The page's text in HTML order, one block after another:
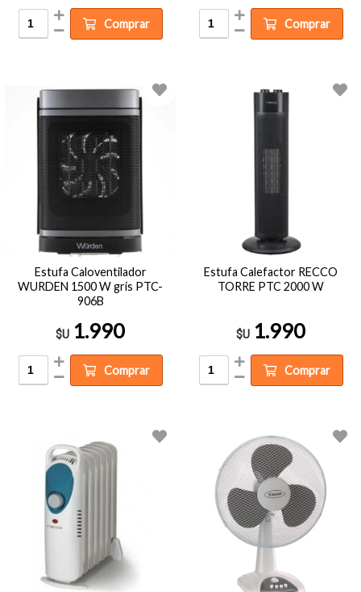
Comprar Comprar
Estufa Caloventilador
WURDEN 1500 W gris PTC-
906B
$U 1.990
Comprar
Estufa Calefactor RECCO
TORRE PTC 2000 W
$U 1.990
Comprar